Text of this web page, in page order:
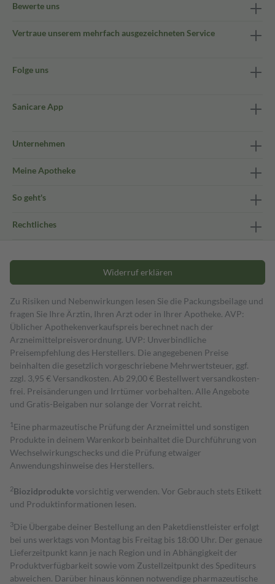
Bewerte uns
Vertraue unserem mehrfach ausgezeichneten Service
Folge uns
Sanicare App
Unternehmen
Meine Apotheke
So geht's
Rechtliches
Widerruf erklären
Zu Risiken und Nebenwirkungen lesen Sie die Packungsbeilage und
fragen Sie Ihre Ärztin, Ihren Arzt oder in Ihrer Apotheke. AVP:
Üblicher Apothekenverkaufspreis berechnet nach der
Arzneimittelpreisverordnung. UVP: Unverbindliche
Preisempfehlung des Herstellers. Die angegebenen Preise
beinhalten die gesetzlich vorgeschriebene Mehrwertsteuer, ggf.
zzgl. 3,95 € Versandkosten. Ab 29,00 € Bestell­wert versand­kosten­
frei. Preisänderungen und Irrtümer vorbehalten. Alle Angebote
und Gratis-Beigaben nur solange der Vorrat reicht.
1 Eine pharmazeutische Prüfung der Arzneimittel und sonstigen
Produkte in deinem Warenkorb beinhaltet die Durchführung von
Wechselwirkungschecks und die Prüfung etwaiger
Anwendungshinweise des Herstellers.
2Biozidproduktevorsichtig verwenden. Vor Gebrauch stets Etikett
und Produktinformationen lesen.
3Die Übergabe deiner Bestellung an den Paketdienstleister erfolgt
bei uns werktags von Montag bis Freitag bis 18:00 Uhr. Der genaue
Lieferzeitpunkt kann je nach Region und in Abhängigkeit der
Produktverfügbarkeit sowie vom Zustellzeitpunkt des Spediteurs
abweichen. Darüber hinaus können notwendige pharmazeutische